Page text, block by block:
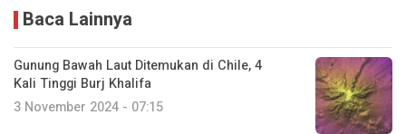
Baca Lainnya
Gunung Bawah Laut Ditemukan di Chile, 4
Kali Tinggi Burj Khalifa
3 November 2024 - 07:15